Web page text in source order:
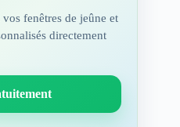
fenêtres de jeûne et
directement